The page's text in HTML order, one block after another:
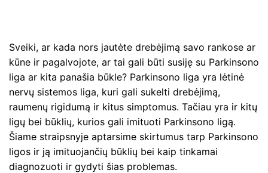
Sveiki, ar kada nors jautėte drebėjimą savo rankose ar
kūne ir pagalvojote, ar tai gali būti susiję su Parkinsono
liga ar kita panašia būkle? Parkinsono liga yra lėtinė
nervų sistemos liga, kuri gali sukelti drebėjimą,
raumenų rigidumą ir kitus simptomus. Tačiau yra ir kitų
ligų bei būklių, kurios gali imituoti Parkinsono ligą.
Šiame straipsnyje aptarsime skirtumus tarp Parkinsono
ligos ir ją imituojančių būklių bei kaip tinkamai
diagnozuoti ir gydyti šias problemas.